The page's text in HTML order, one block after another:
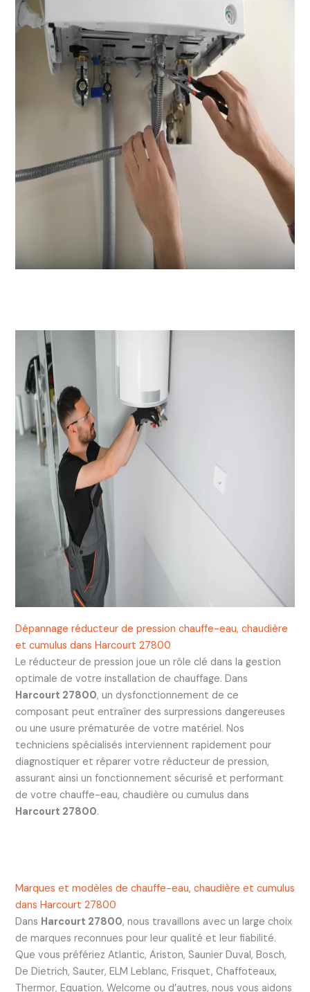
Dépannage réducteur de pression chauffe-eau, chaudière
et cumulus dans Harcourt 27800
Le réducteur de pression joue un rôle clé dans la gestion
optimale de votre installation de chauffage. Dans
Harcourt 27800, un dysfonctionnement de ce
composant peut entraîner des surpressions dangereuses
ou une usure prématurée de votre matériel. Nos
techniciens spécialisés interviennent rapidement pour
diagnostiquer et réparer votre réducteur de pression,
assurant ainsi un fonctionnement sécurisé et performant
de votre chauffe-eau, chaudière ou cumulus dans
Harcourt 27800.
Marques et modèles de chauffe-eau, chaudière et cumulus
dans Harcourt 27800
Dans Harcourt 27800, nous travaillons avec un large choix
de marques reconnues pour leur qualité et leur fiabilité.
Que vous préfériez Atlantic, Ariston, Saunier Duval, Bosch,
De Dietrich, Sauter, ELM Leblanc, Frisquet, Chaffoteaux,
Thermor, Equation, Welcome ou d’autres, nous vous aidons